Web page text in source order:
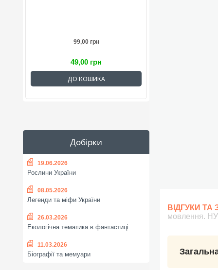
99,00 грн
49,00 грн
ДО КОШИКА
Добірки
19.06.2026
Рослини України
08.05.2026
Легенди та міфи України
26.03.2026
Екологічна тематика в фантастиці
11.03.2026
Біографії та мемуари
ВІДГУКИ
мовлення.